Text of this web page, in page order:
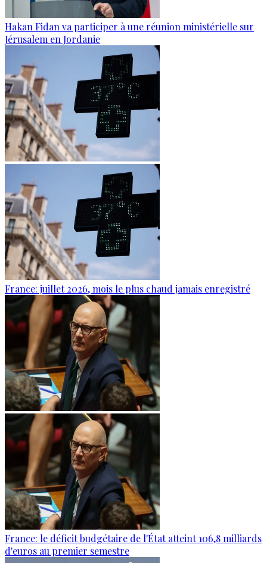
Hakan Fidan va participer à une réunion ministérielle sur
Jérusalem en Jordanie
France: juillet 2026, mois le plus chaud jamais enregistré
France: le déficit budgétaire de l'État atteint 106,8 milliards
d'euros au premier semestre